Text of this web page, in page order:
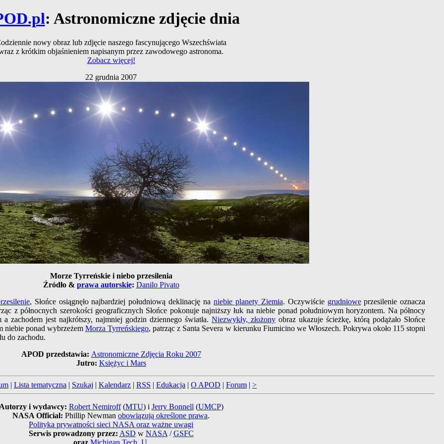
: Astronomiczne zdjęcie dnia
nowy obraz lub zdjęcie naszego fascynującego Wszechświata
z krótkim objaśnieniem napisanym przez zawodowego astronoma.
Zobacz więcej!
22 grudnia 2007
Morze Tyrreńskie i niebo przesilenia
Źródło & prawa autorskie: Danilo Pivato
, Słońce osiągnęło najbardziej południową deklinację na niebie planety Ziemia. Oczywiście grudnioweprzesilenie oznacza
z północnych szerokości geograficznych Słońce pokonuje najniższy łuk na niebie ponad południowym horyzontem. Na północy
zachodem jest najkrótszy, najmniej godzin dziennego światła.Niezwykły, złożony obraz ukazuje ścieżkę, którą podążało Słońce
niebie ponad wybrzeżem Morza Tyrreńskiego, patrząc z Santa Severa w kierunku Fiumicino we Włoszech. Pokrywa około 115 stopni
do zachodu.
APOD przedstawia: Astronomiczne Zdjęcia Roku 2007
Jutro: Księżyc i Mars
| Lista tematyczna | Szukaj | Kalendarz | RSS | Edukacja | O APOD | Forum | >
i wydawcy: Robert Nemiroff(MTU) i Jerry Bonnell (UMCP)
NASA Official: Phillip Newman obowiązują określone prawa.
Polityka prywatności sieci NASA oraz ważne uwagi
Serwis prowadzony przez: ASD w NASA /GSFC